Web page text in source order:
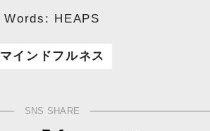
Words: HEAPS
マインドフルネス
SNS SHARE